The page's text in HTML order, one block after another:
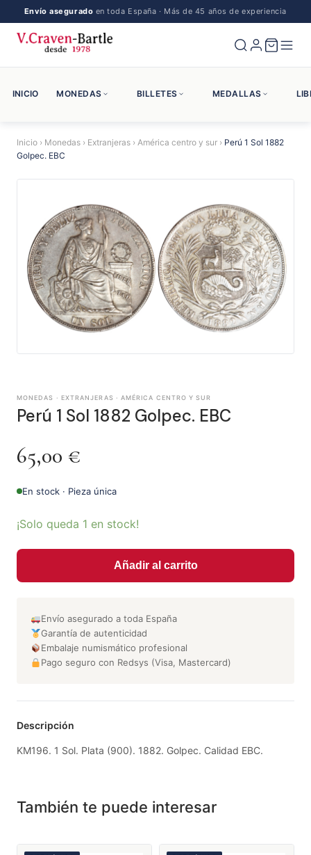
Envío asegurado en toda España · Más de 45 años de experiencia
INICIO MONEDAS BILLETES MEDALLAS
Inicio › Monedas › Extranjeras › América centro y sur › Perú 1 Sol 1882
Golpec. EBC
MONEDAS · EXTRANJERAS · AMÉRICA CENTRO Y SUR
Perú 1 Sol 1882 Golpec. EBC
65,00 €
En stock · Pieza única
¡Solo queda 1 en stock!
Añadir al carrito
Envío asegurado a toda España
Garantía de autenticidad
Embalaje numismático profesional
Pago seguro con Redsys (Visa, Mastercard)
Descripción
KM196. 1 Sol. Plata (900). 1882. Golpec. Calidad EBC.
También te puede interesar